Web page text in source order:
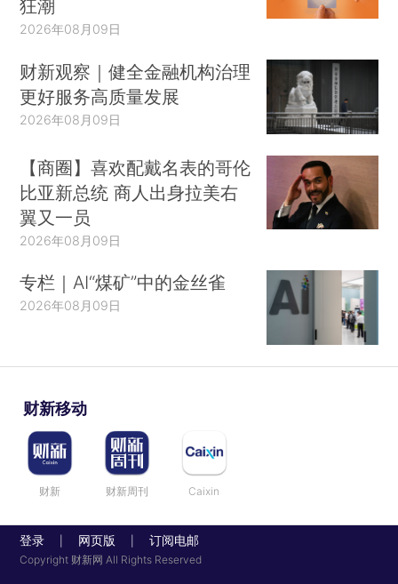
狂潮
2026年08月09日
财新观察｜健全金融机构治理
更好服务高质量发展
2026年08月09日
【商圈】喜欢配戴名表的哥伦
比亚新总统 商人出身拉美右
翼又一员
2026年08月09日
专栏｜AI“煤矿”中的金丝雀
2026年08月09日
财新移动
财新 财新周刊 Caixin
登录 网页版 订阅电邮
Copyright 财新网 All Rights Reserved